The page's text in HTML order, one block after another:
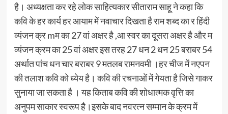
है। अध्यक्षता कर रहे लोक साहित्यकार सीताराम साहू ने कहा कि
कवि के हर कार्य हर आयाम में नवाचार दिखता है राम शब्द का र हिंदी
व्यंजन क्र mम का 27 वां अक्षर है ,आ स्वर का दूसरा अक्षर है और म
व्यंजन क्रम का 25 वां अक्षर इस तरह 27 धन 2 धन 25 बराबर 54
अर्थात पांच धन चार बराबर 9 मतलब रामनवमी ।हर चीज में नएपन
की तलाश कवि को ध्येय है। कवि की रचनाओं में गेयता है जिसे गाकर
सुनाया जा सकता है । यह किताब कवि की शोधात्मक वृत्ति का
अनुपम साकार स्वरूप है।इसके बाद नवरत्न सम्मान के क्रम में